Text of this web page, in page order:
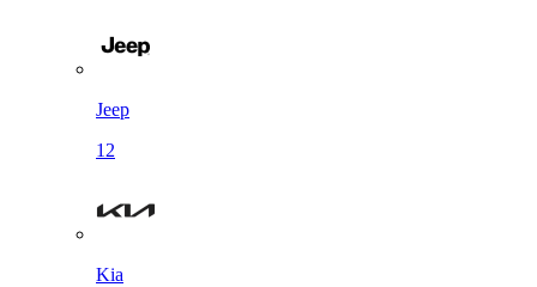
Jeep
12
Kia